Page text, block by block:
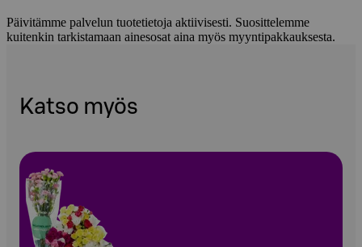
Päivitämme palvelun tuotetietoja aktiivisesti. Suosittelemme
kuitenkin tarkistamaan ainesosat aina myös myyntipakkauksesta.
Katso myös